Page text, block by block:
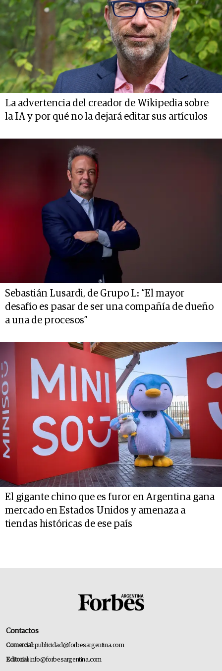
La advertencia del creador de Wikipedia sobre
la IA y por qué no la dejará editar sus artículos
Sebastián Lusardi, de Grupo L: “El mayor
desafío es pasar de ser una compañía de dueño
a una de procesos”
El gigante chino que es furor en Argentina gana
mercado en Estados Unidos y amenaza a
tiendas históricas de ese país
Contactos
Comercial:publicidad@forbesargentina.com
Editorial:info@forbesargentina.com